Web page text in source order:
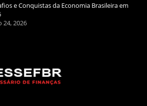
e Conquistas da Economia Brasileira em
24, 2026